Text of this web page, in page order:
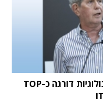
מחקר STKI השנתי: וואן טכנולוגיות דורגה כ-TOP